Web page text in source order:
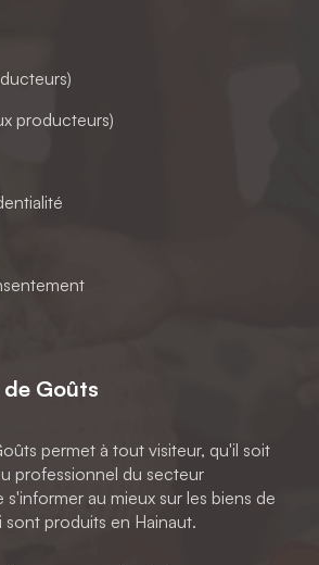
producteurs)
Goûts
permet à tout visiteur, qu'il soit
professionnel du secteur
s'informer au mieux sur les biens de
produits en Hainaut.